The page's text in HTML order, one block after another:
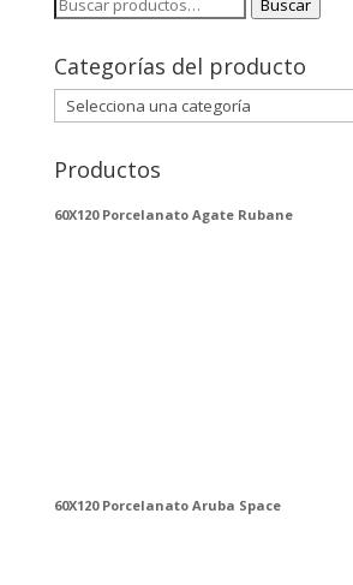
Buscar
Categorías del producto
Productos
60X120 Porcelanato Agate Rubane
60X120 Porcelanato Aruba Space